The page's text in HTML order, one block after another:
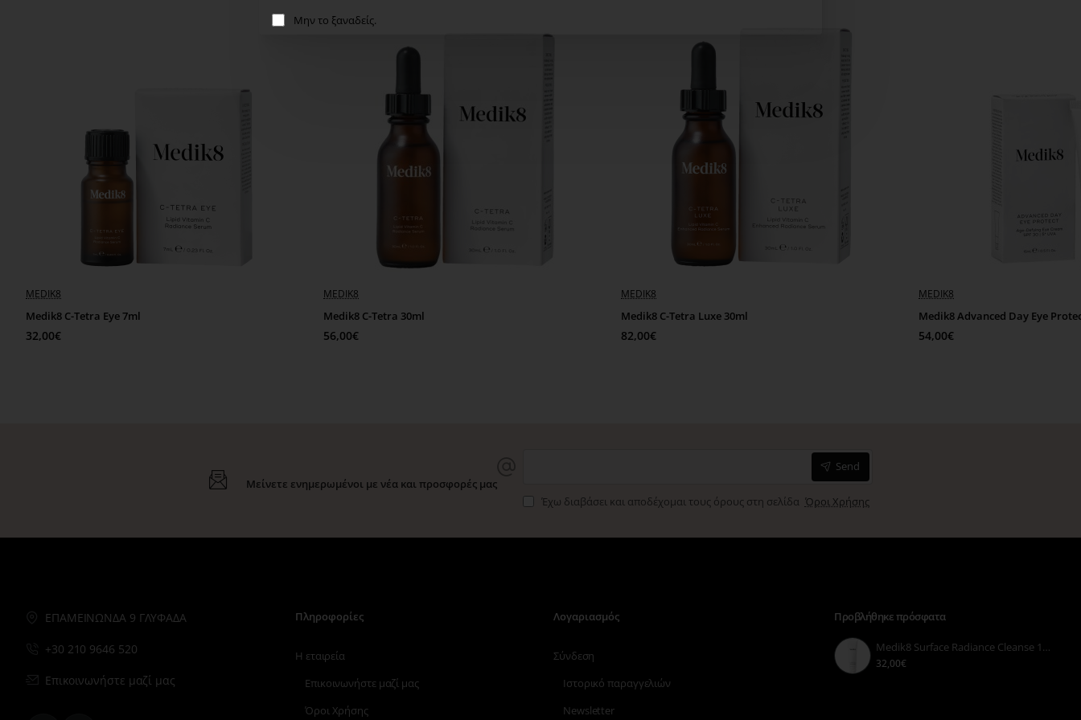
Μην το ξαναδείς.
MEDIK8
Medik8 C-Tetra Eye 7ml
32,00€
MEDIK8
Medik8 C-Tetra 30ml
56,00€
MEDIK8
Medik8 C-Tetra Luxe 30ml
82,00€
MEDIK8
Medik8 Advanced Day Eye
54,00€
Μείνετε ενημερωμένοι με νέα και προσφορές μας
Send
Έχω διαβάσει και αποδέχομαι τους όρους στη σελίδα Όροι Χρήσης
ΕΠΑΜΕΙΝΩΝΔΑ 9 ΓΛΥΦΑΔΑ
+30 210 9646 520
Επικοινωνήστε μαζί μας
Πληροφορίες
Η εταιρεία
Επικοινωνήστε μαζί μας
Όροι Χρήσης
Λογαριασμός
Σύνδεση
Ιστορικό παραγγελιών
Newsletter
Προβλήθηκε πρόσφατα
Medik8 Surface Radiance Cleanse 150ml
32,00€